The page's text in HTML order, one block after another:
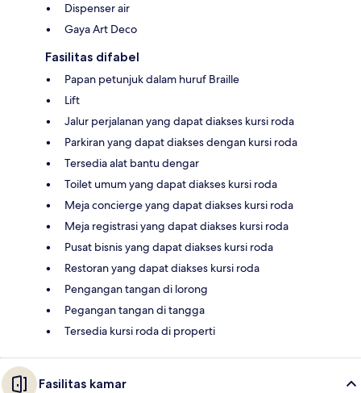
Dispenser air
Gaya Art Deco
Fasilitas difabel
Papan petunjuk dalam huruf Braille
Lift
Jalur perjalanan yang dapat diakses kursi roda
Parkiran yang dapat diakses dengan kursi roda
Tersedia alat bantu dengar
Toilet umum yang dapat diakses kursi roda
Meja concierge yang dapat diakses kursi roda
Meja registrasi yang dapat diakses kursi roda
Pusat bisnis yang dapat diakses kursi roda
Restoran yang dapat diakses kursi roda
Pengangan tangan di lorong
Pegangan tangan di tangga
Tersedia kursi roda di properti
Fasilitas kamar